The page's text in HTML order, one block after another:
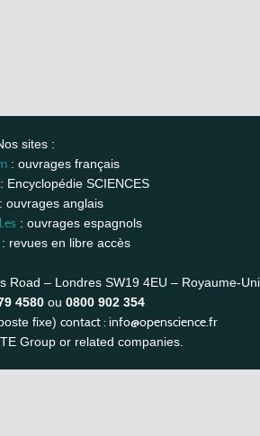
sites :
: ouvrages français
Encyclopédie SCIENCES
: ouvrages anglais
: ouvrages espagnols
revues en libre accès
Road – Londres SW19 4EU – Royaume-Uni
4580 ou 0800 902 354
fixe) contact : info@openscience.fr
Group or related companies.